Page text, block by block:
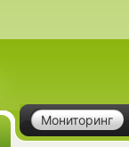
Мониторинг